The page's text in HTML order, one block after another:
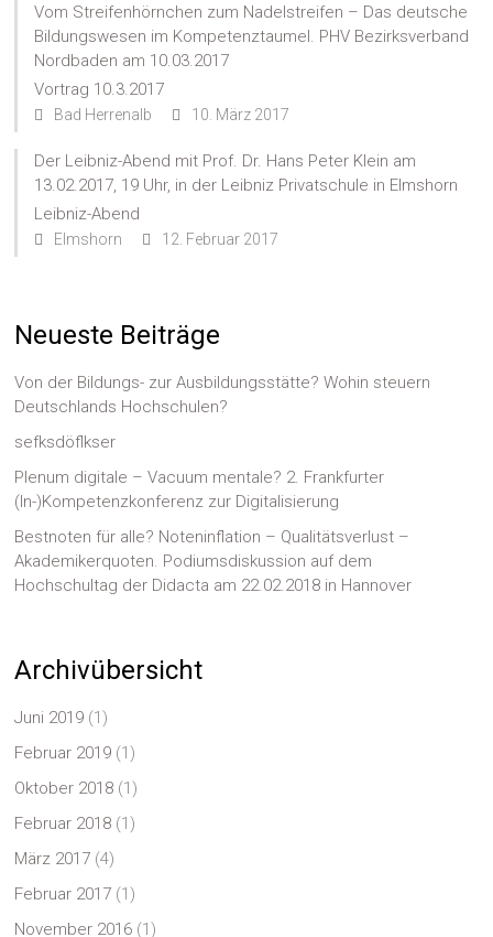
Vom Streifenhörnchen zum Nadelstreifen – Das deutsche
Bildungswesen im Kompetenztaumel. PHV Bezirksverband
Nordbaden am 10.03.2017
Vortrag 10.3.2017
Bad Herrenalb 10. März 2017
Der Leibniz-Abend mit Prof. Dr. Hans Peter Klein am
13.02.2017, 19 Uhr, in der Leibniz Privatschule in Elmshorn
Leibniz-Abend
Elmshorn 12. Februar 2017
Neueste Beiträge
Von der Bildungs- zur Ausbildungsstätte? Wohin steuern
Deutschlands Hochschulen?
sefksdöflkser
Plenum digitale – Vacuum mentale? 2. Frankfurter
(In-)Kompetenzkonferenz zur Digitalisierung
Bestnoten für alle? Noteninflation – Qualitätsverlust –
Akademikerquoten. Podiumsdiskussion auf dem
Hochschultag der Didacta am 22.02.2018 in Hannover
Archivübersicht
Juni 2019 (1)
Februar 2019 (1)
Oktober 2018 (1)
Februar 2018 (1)
März 2017 (4)
Februar 2017 (1)
November 2016 (1)